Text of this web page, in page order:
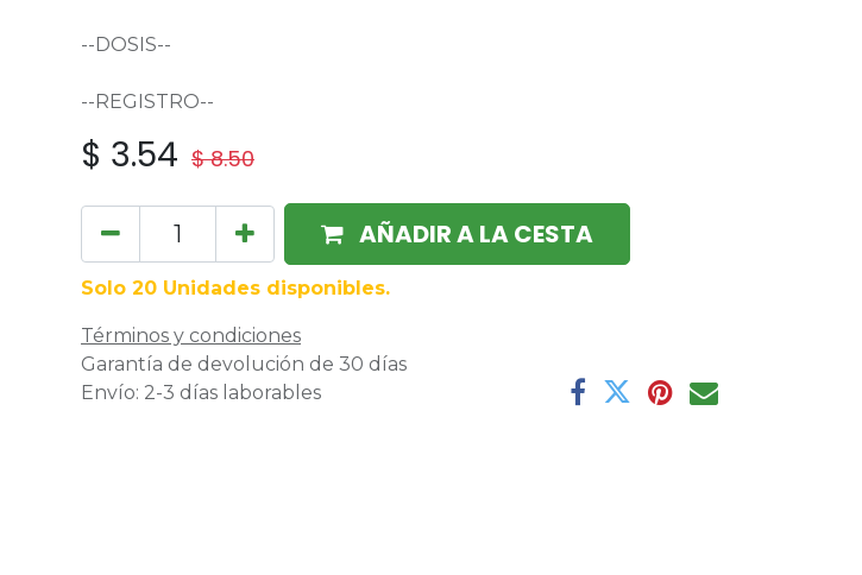
--DOSIS--
--REGISTRO--
$ 3.54 $8.50
AÑADIR A LA CESTA
Solo 20 Unidades disponibles.
Términos y condiciones
Garantía de devolución de 30 días
Envío: 2-3 días laborables